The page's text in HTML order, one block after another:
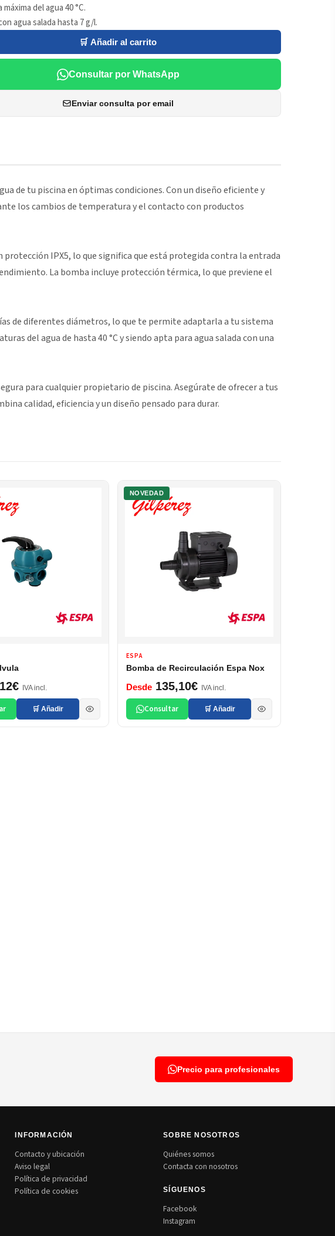
del agua 40 °C.
agua salada hasta 7 g/l.
🛒 Añadir al carrito
Consultar por WhatsApp
Enviar consulta por email
de tu piscina en óptimas condiciones. Con un diseño eficiente y
los cambios de temperatura y el contacto con productos
IPX5, lo que significa que está protegida contra la entrada
La bomba incluye protección térmica, lo que previene el
de diferentes diámetros, lo que te permite adaptarla a tu sistema
del agua de hasta 40 °C y siendo apta para agua salada con una
para cualquier propietario de piscina. Asegúrate de ofrecer a tus
calidad, eficiencia y un diseño pensado para durar.
IVA incl.
🛒 Añadir
NOVEDAD
ESPA
Bomba de Recirculación Espa Nox
Desde135,10€ IVA incl.
Consultar 🛒 Añadir
Precio para profesionales
INFORMACIÓN
Contacto y ubicación
Aviso legal
Política de privacidad
Política de cookies
SOBRE NOSOTROS
Quiénes somos
Contacta con nosotros
SÍGUENOS
Facebook
Instagram